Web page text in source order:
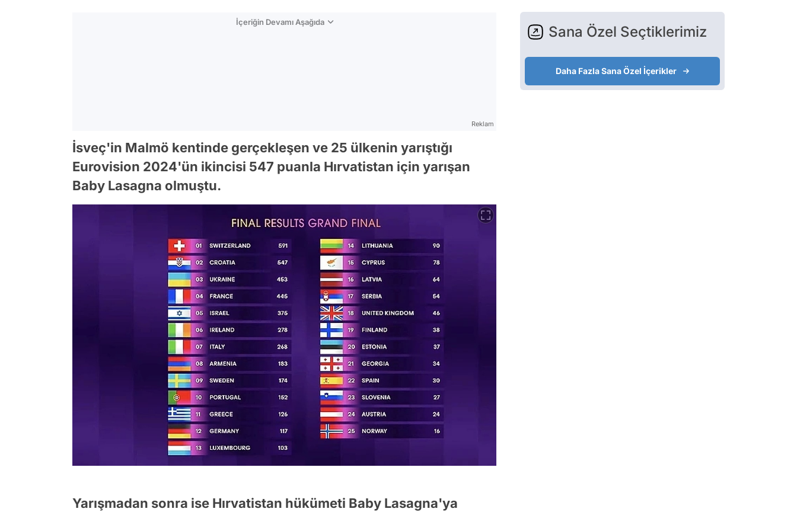
İçeriğin Devamı Aşağıda
Reklam
İsveç'in Malmö kentinde gerçekleşen ve 25 ülkenin yarıştığı
Eurovision 2024'ün ikincisi 547 puanla Hırvatistan için yarışan
Baby Lasagna olmuştu.
Yarışmadan sonra ise Hırvatistan hükümeti Baby Lasagna'ya
Sana Özel Seçtiklerimiz
Daha Fazla Sana Özel İçerikler